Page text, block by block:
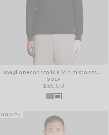
Maglione con scollo a V in misto cotone
GOLF
£80.00
NOVITÀ